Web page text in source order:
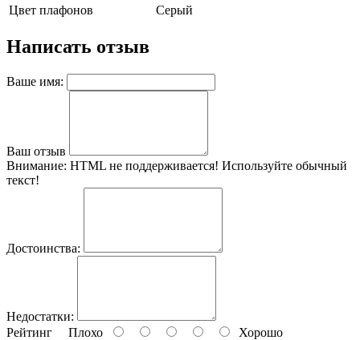
Цвет плафонов
Серый
Написать отзыв
Ваше имя:
Ваш отзыв
Внимание: HTML не поддерживается! Используйте обычный
текст!
Достоинства:
Недостатки:
Рейтинг Плохо Хорошо